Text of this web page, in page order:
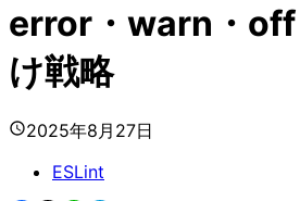
error・warn・off
け戦略
2025年8月27日
ESLint